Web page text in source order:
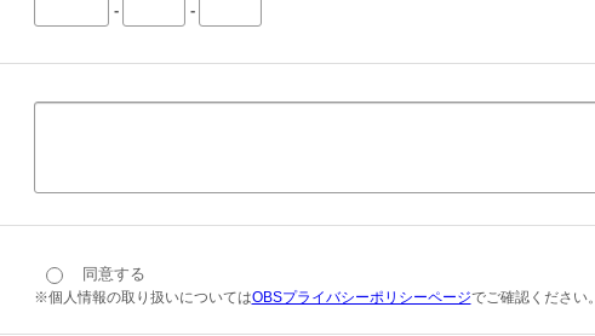
- -
同意する
※個人情報の取り扱いについてはOBSプライバシーポリシーページでご確認ください。